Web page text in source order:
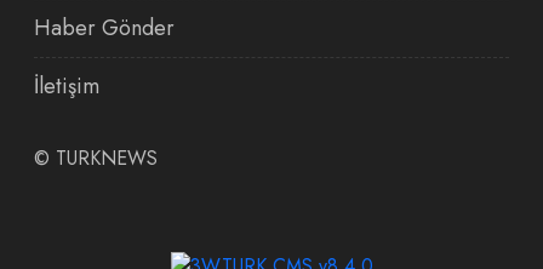
Haber Gönder
İletişim
© TURKNEWS